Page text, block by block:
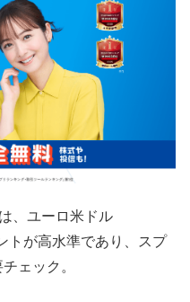
、ユーロ米ドル
トが高水準であり、スプ
ェック。